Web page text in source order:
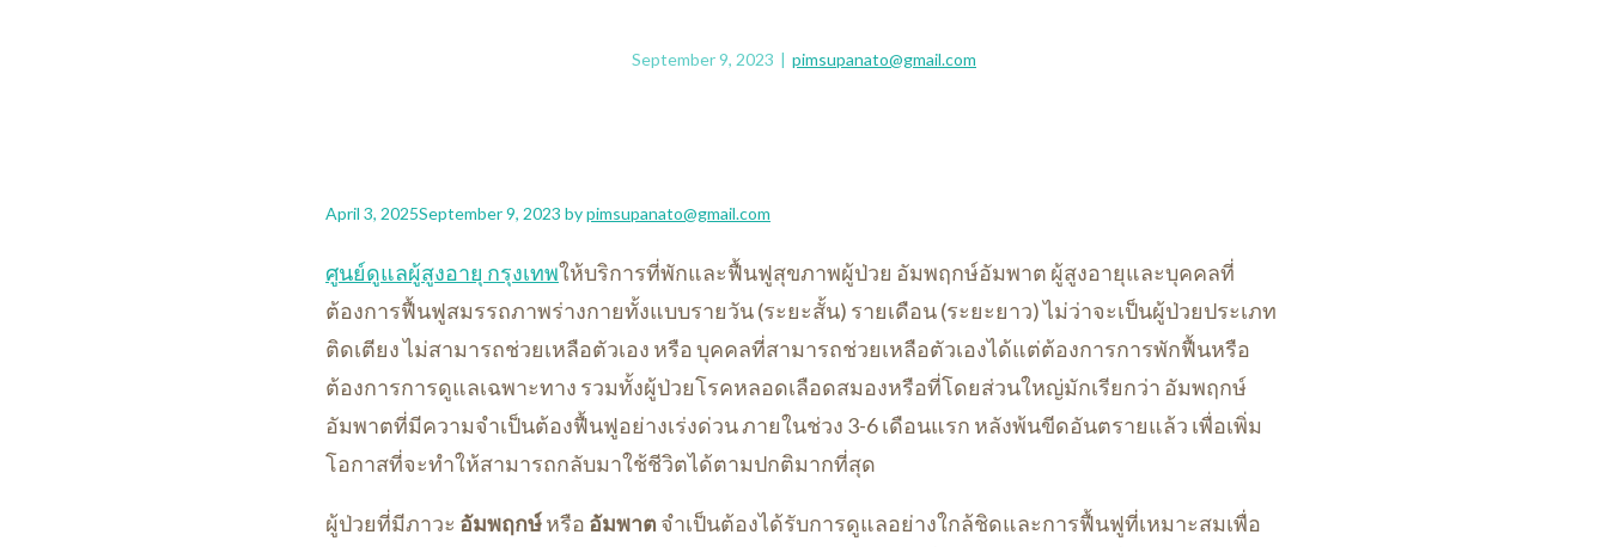
September 9, 2023 | pimsupanato@gmail.com
April 3, 2025September 9, 2023 bypimsupanato@gmail.com
ศูนย์ดูแลผู้สูงอายุ กรุงเทพให้บริการที่พักและฟื้นฟูสุขภาพผู้ป่วย อัมพฤกษ์อัมพาต ผู้สูงอายุและบุคคลที่
ต้องการฟื้นฟูสมรรถภาพร่างกายทั้งแบบรายวัน (ระยะสั้น) รายเดือน (ระยะยาว) ไม่ว่าจะเป็นผู้ป่วยประเภท
ติดเตียง ไม่สามารถช่วยเหลือตัวเอง หรือ บุคคลที่สามารถช่วยเหลือตัวเองได้แต่ต้องการการพักฟื้นหรือ
ต้องการการดูแลเฉพาะทาง รวมทั้งผู้ป่วยโรคหลอดเลือดสมองหรือที่โดยส่วนใหญ่มักเรียกว่า อัมพฤกษ์
อัมพาตที่มีความจำเป็นต้องฟื้นฟูอย่างเร่งด่วน ภายในช่วง 3-6 เดือนแรก หลังพ้นขีดอันตรายแล้ว เพื่อเพิ่ม
โอกาสที่จะทำให้สามารถกลับมาใช้ชีวิตได้ตามปกติมากที่สุด
ผู้ป่วยที่มีภาวะ อัมพฤกษ์หรือ อัมพาต จำเป็นต้องได้รับการดูแลอย่างใกล้ชิดและการฟื้นฟูที่เหมาะสมเพื่อ